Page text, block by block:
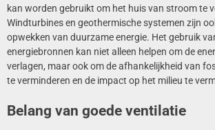
kan worden gebruikt om het huis van stroom te
Windturbines en geothermische systemen zijn
opwekken van duurzame energie. Het gebruik
energiebronnen kan niet alleen helpen om de
verlagen, maar ook om de afhankelijkheid van
te verminderen en de impact op het milieu te
Belang van goede ventilatie